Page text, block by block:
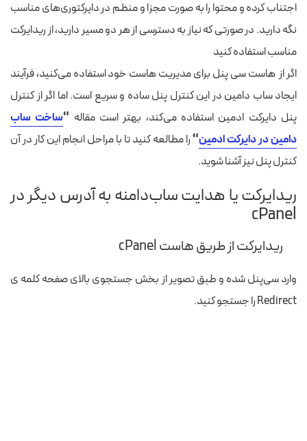
اجتناب کرده و محتوا را به صورت مجزا و منظم در دایرکتوری‌های مناسب
نگه دارید. در صورتی که نیاز به دسترسی از هر دو مسیر دارید، از ریدایرکت
مناسب استفاده کنید
اگر از هاست سی پنل برای مدیریت هاست خود استفاده می‌کنید، فرآیند
ایجاد ساب دامین در این کنترل پنل ساده و سریع است. اما اگر از کنترل
پنل دایرکت ادمین استفاده می‌کند، بهتر است مقاله “ساخت ساب
دامین در دایرکت ادمین“را مطالعه کنید تا با مراحل انجام این کار در آن
کنترل پنل نیز آشنا شوید.
ریدایرکت یا هدایت ساب‌دامنه به آدرس دیگر در
cPanel
ریدایرکت از طریق هاست cPanel
وارد سی‌پنل شده و طبق تصویر از بخش جستجوی بالای صفحه کلمه ی
Redirect را جستجو کنید.